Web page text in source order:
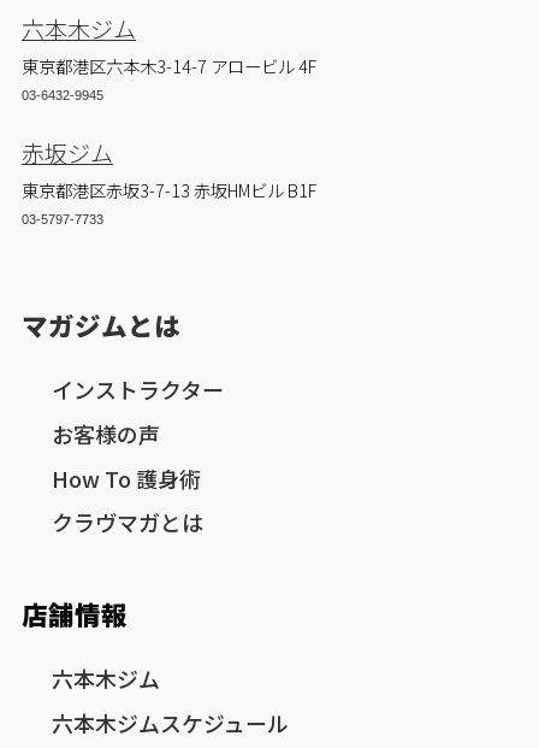
六本木ジム
東京都港区六本木3-14-7 アロービル 4F
03-6432-9945
赤坂ジム
東京都港区赤坂3-7-13 赤坂HMビル B1F
03-5797-7733
マガジムとは
インストラクター
お客様の声
How To 護身術
クラヴマガとは
店舗情報
六本木ジム
六本木ジムスケジュール